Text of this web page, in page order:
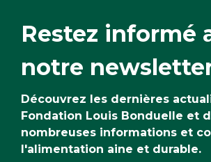
Restez informé
notre
Découvrez les dernières
Fondation Louis Bonduelle et
nombreuses informations et
l'alimentation aine et durable.